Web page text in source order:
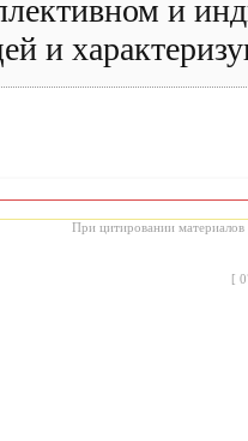
и
и
При цитировании материалов
[